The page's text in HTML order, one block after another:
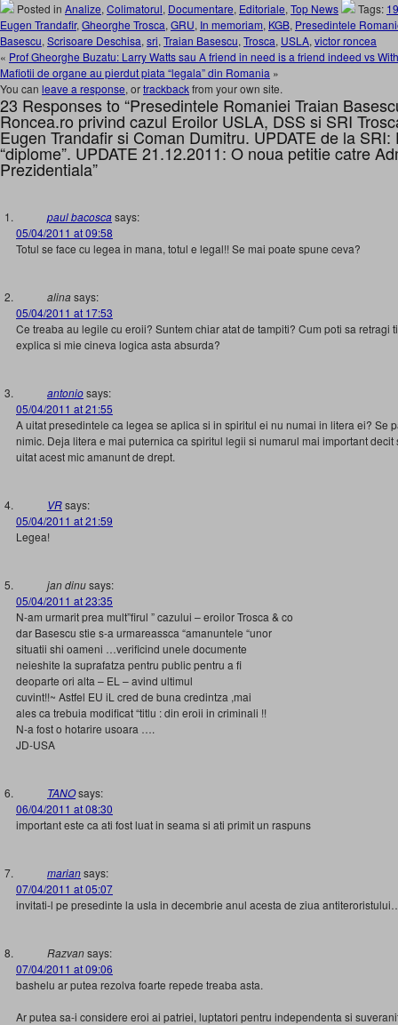
Posted in Analize, Colimatorul, Documentare, Editoriale, Top News Tags:
Eugen Trandafir, Gheorghe Trosca, GRU, In memoriam, KGB, Presedintele
Basescu, Scrisoare Deschisa, sri, Traian Basescu, Trosca, USLA, victor roncea
« Prof Gheorghe Buzatu: Larry Watts sau A friend in need is a friend indeed vs
Mafiotii de organe au pierdut piata “legala” din Romania »
You can leave a response, ortrackbackfrom your own site.
23 Responses to “Presedintele Romaniei Traian
Roncea.ro privind cazul Eroilor USLA, DSS si SRI
Eugen Trandafir si Coman Dumitru. UPDATE de la
“diplome”. UPDATE 21.12.2011: O noua petitie catre
Prezidentiala”
paul bacoscasays:
05/04/2011 at 09:58
Totul se face cu legea in mana, totul e legal!! Se mai poate spune ceva?
alinasays:
05/04/2011 at 17:53
Ce treaba au legile cu eroii? Suntem chiar atat de tampiti? Cum poti sa retragi
explica si mie cineva logica asta absurda?
antoniosays:
05/04/2011 at 21:55
A uitat presedintele ca legea se aplica si in spiritul ei nu numai in litera ei? Se
nimic. Deja litera e mai puternica ca spiritul legii si numarul mai important decit
uitat acest mic amanunt de drept.
VRsays:
05/04/2011 at 21:59
Legea!
jan dinusays:
05/04/2011 at 23:35
N-am urmarit prea mult”firul ” cazului – eroilor Trosca & co
dar Basescu stie s-a urmareassca “amanuntele “unor
situatii shi oameni …verificind unele documente
neieshite la suprafatza pentru public pentru a fi
deoparte ori alta – EL – avind ultimul
cuvint!!~ Astfel EU iL cred de buna credintza ,mai
ales ca trebuia modificat “titlu : din eroii in criminali !!
N-a fost o hotarire usoara ….
JD-USA
TANOsays:
06/04/2011 at 08:30
important este ca ati fost luat in seama si ati primit un raspuns
mariansays:
07/04/2011 at 05:07
invitati-l pe presedinte la usla in decembrie anul acesta de ziua
Razvansays:
07/04/2011 at 09:06
bashelu ar putea rezolva foarte repede treaba asta.
Ar putea sa-i considere eroi ai patriei, luptatori pentru independenta si